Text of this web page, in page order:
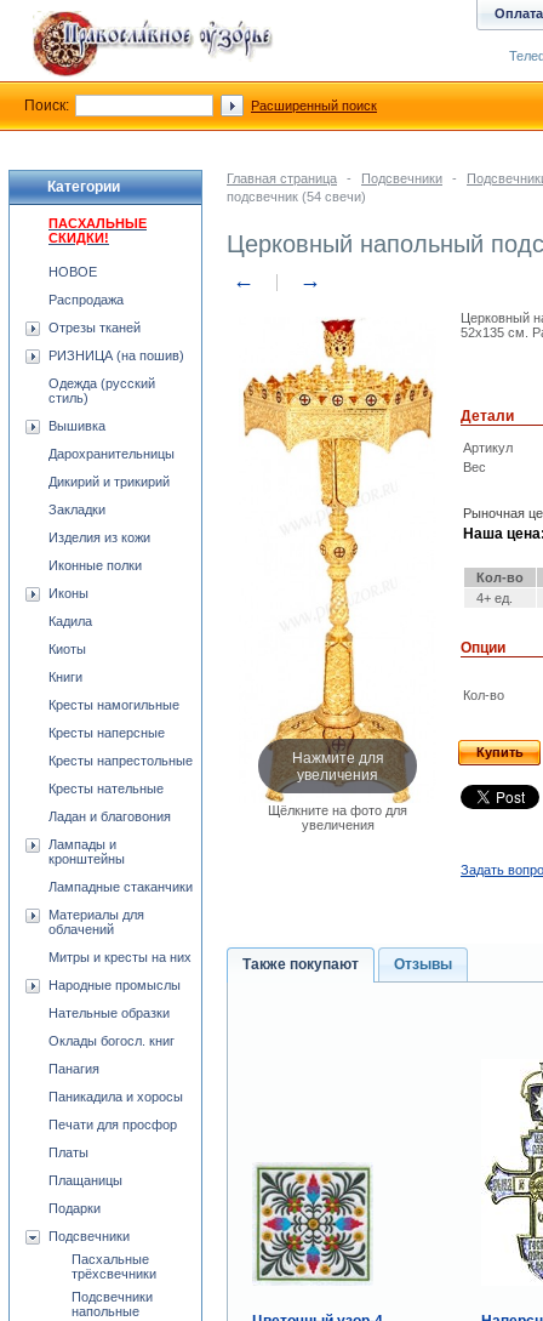
Главная страница - Подсвечники -
подсвечник (54 свечи)
Церковный напольный
← →
Нажмите для
увеличения
Щёлкните на фото для
увеличения
Церковный
52x135 см.
Детали
Артикул
Вес
Рыночная
Наша
Кол-во
4+ ед.
Опции
Кол-во
Купить
Задать
Также покупают Отзывы
Категории
ПАСХАЛЬНЫЕ
СКИДКИ!
НОВОЕ
Распродажа
Отрезы тканей
РИЗНИЦА (на пошив)
Одежда (русский
стиль)
Вышивка
Дарохранительницы
Дикирий и трикирий
Закладки
Изделия из кожи
Иконные полки
Иконы
Кадила
Киоты
Книги
Кресты намогильные
Кресты наперсные
Кресты напрестольные
Кресты нательные
Ладан и благовония
Лампады и
кронштейны
Лампадные стаканчики
Материалы для
облачений
Митры и кресты на них
Народные промыслы
Нательные образки
Оклады богосл. книг
Панагия
Паникадила и хоросы
Печати для просфор
Платы
Плащаницы
Подарки
Подсвечники
Пасхальные
трёхсвечники
Подсвечники
напольные
Оплата
Поиск: Расширенный поиск